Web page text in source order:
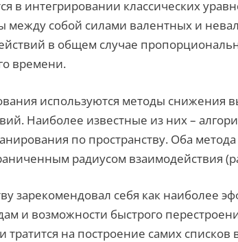
в интегрировании классических
между собой силами валентных и
в общем случае
времени.
используются методы снижения
Наиболее известные из них –
по пространству. Оба
радиусом взаимодействия
зарекомендовал себя как наиболее
и возможности быстрого
на построение самих